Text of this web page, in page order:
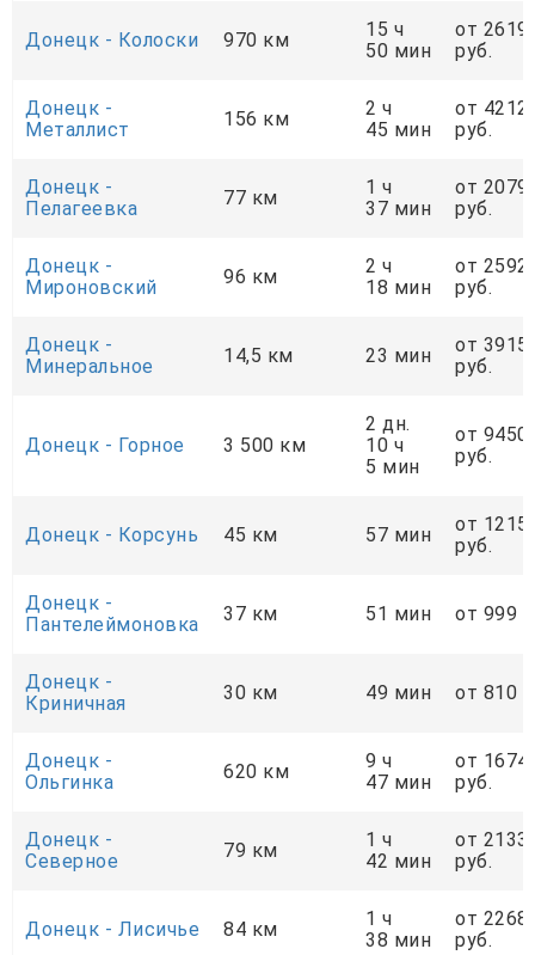
Донецк - Колоски 970 км
15 ч
50 мин
от
руб.
Донецк -
Металлист
156 км
2 ч
45 мин
от 4212
руб.
Донецк -
Пелагеевка
77 км
1 ч
37 мин
от 2079
руб.
Донецк -
Мироновский
96 км
2 ч
18 мин
от 2592
руб.
Донецк -
Минеральное
14,5 км 23 мин
от 3915
руб.
Донецк - Горное 3 500 км
2 дн.
10 ч
5 мин
от
руб.
Донецк - Корсунь 45 км 57 мин
от 1215
руб.
Донецк -
Пантелеймоновка
37 км 51 мин от 999
Донецк -
Криничная
30 км 49 мин от 810
Донецк -
Ольгинка
620 км
9 ч
47 мин
от
руб.
Донецк -
Cеверное
79 км
1 ч
42 мин
от 2133
руб.
Донецк - Лисичье 84 км
1 ч
38 мин
от 2268
руб.